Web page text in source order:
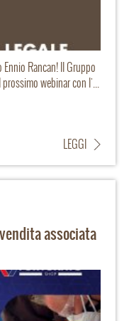
Rancan! Il Gruppo
webinar con l'...
LEGGI
associata